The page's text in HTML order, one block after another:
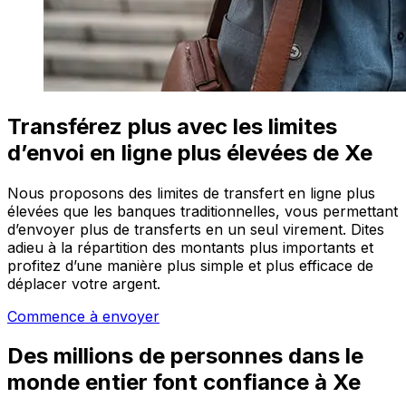
Transférez plus avec les limites
d’envoi en ligne plus élevées de Xe
Nous proposons des limites de transfert en ligne plus
élevées que les banques traditionnelles, vous permettant
d’envoyer plus de transferts en un seul virement. Dites
adieu à la répartition des montants plus importants et
profitez d’une manière plus simple et plus efficace de
déplacer votre argent.
Commence à envoyer
Des millions de personnes dans le
monde entier font confiance à Xe